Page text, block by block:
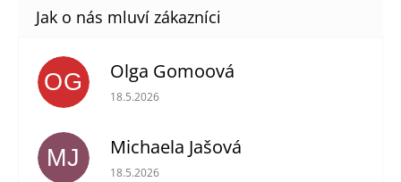
OG Olga Gomoová
Hodnocení obchodu je 5 z 5 hvězdiček.
18.5.2026
MJ Michaela Jašová
Hodnocení obchodu je 5 z 5 hvězdiček.
18.5.2026